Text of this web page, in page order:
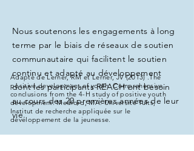
Adapté de Lerner, RM et Lerner, JV (2013) .The
positive development of youth: Comprehensive
conclusions from the 4-H study of positive youth
development. Medford, MA: Université Tufts,
Institut de recherche appliquée sur le
développement de la jeunesse.
Nous soutenons les engagements à long
terme par le biais de réseaux de soutien
communautaire qui facilitent le soutien
continu et adapté au développement
dont les participants REACH ont besoin
au cours des 20 premières années de leur
vie.